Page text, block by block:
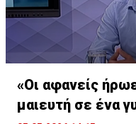
«Οι αφανείς
μαιευτή σε ένα